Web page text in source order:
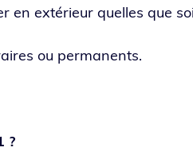
en exté­rieur quelles que
ou permanents.
?